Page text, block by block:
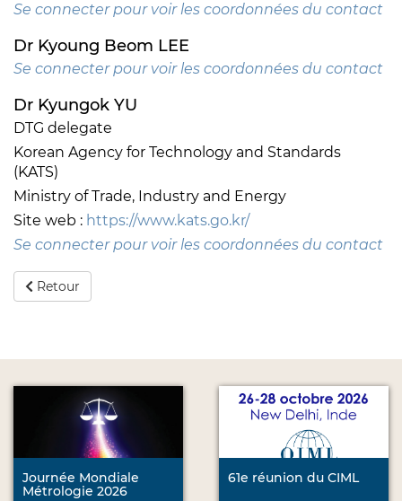
Se connecter pour voir les coordonnées du contact
Dr Kyoung Beom LEE
Se connecter pour voir les coordonnées du contact
Dr Kyungok YU
DTG delegate
Korean Agency for Technology and Standards
(KATS)
Ministry of Trade, Industry and Energy
Site web : https://www.kats.go.kr/
Se connecter pour voir les coordonnées du contact
Retour
Journée Mondiale
Métrologie 2026
61e réunion du CIML